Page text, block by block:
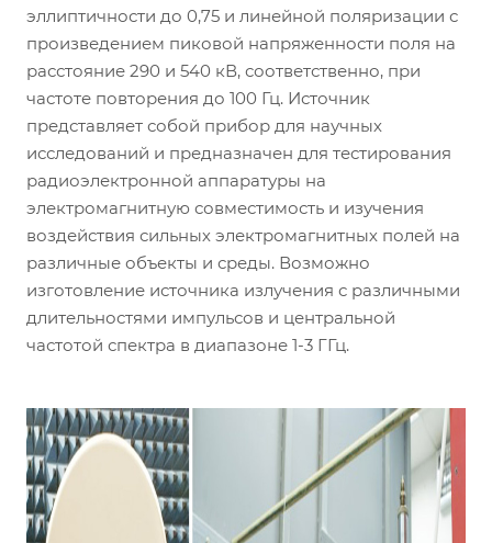
эллиптичности до 0,75 и линейной поляризации с
произведением пиковой напряженности поля на
расстояние 290 и 540 кВ, соответственно, при
частоте повторения до 100 Гц. Источник
представляет собой прибор для научных
исследований и предназначен для тестирования
радиоэлектронной аппаратуры на
электромагнитную совместимость и изучения
воздействия сильных электромагнитных полей на
различные объекты и среды. Возможно
изготовление источника излучения с различными
длительностями импульсов и центральной
частотой спектра в диапазоне 1-3 ГГц.